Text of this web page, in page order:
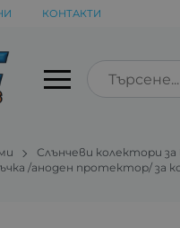
КОНТАКТИ
Слънчеви колектори за
/аноден протектор/ за